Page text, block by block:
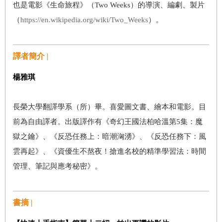
也是電影《生命旅程》（Two Weeks）的導演、編劇、製片
（https://en.wikipedia.org/wiki/Two_Weeks）。
譯者簡介 |
楊雅琪
長榮大學翻譯學系（所）畢。喜愛圖文書、繪本和電影。目
前為自由譯者。出版譯作有《奇幻王國法柏哈溫第5集：魔
獄之鑰》、《反恐任務上：暗潮洶湧》、《反恐任務下：風
雲再起》、《資優生不熬夜！搶進名校的精準學習法：時間
管理、筆記與應考秘密》。
書摘 |